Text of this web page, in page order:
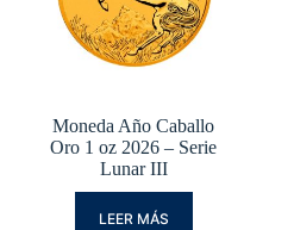
Moneda Año Caballo
Oro 1 oz 2026 – Serie
Lunar III
LEER MÁS